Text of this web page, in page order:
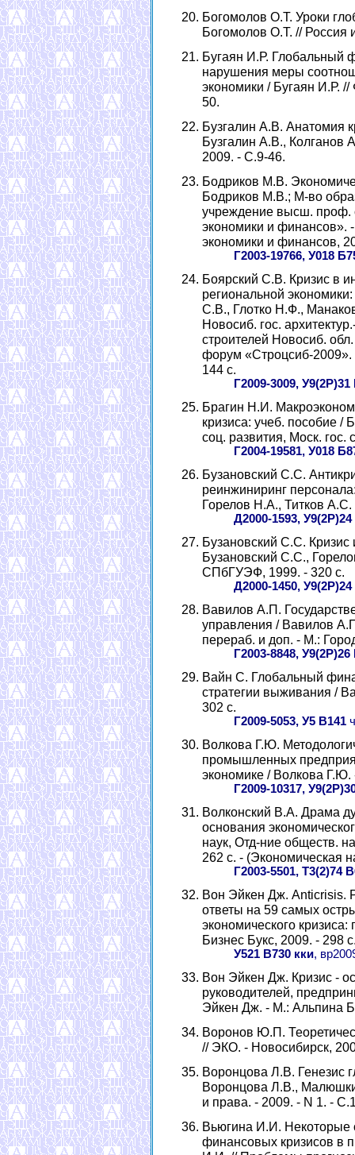
Богомолов О.Т. Уроки
Богомолов О.Т. // Россия
Бугаян И.Р. Глобальный
нарушения меры
экономики / Бугаян И.Р.
50.
Бузгалин А.В. Анатомия
Бузгалин А.В., Колганов
2009. - С.9-46.
Бодриков М.В.
Бодриков М.В.; М-во
учреждение высш. проф.
экономики и финансов».
экономики и финансов,
Г2003-19766, У018
Боярский С.В. Кризис в
региональной
С.В., Глотко Н.Ф.,
Новосиб. гос.
строителей Новосиб.
форум «Строцсиб-
144 с.
Г2009-3009, У9(2Р)31
Брагин Н.И.
кризиса: учеб. пособие /
соц. развития, Моск. гос.
Г2004-19581, У018
Бузановский С.С.
реинжиниринг
Горелов Н.А., Титков
Д2000-1593, У9(2Р)24
Бузановский С.С. Кризис
Бузановский С.С.,
СПбГУЭФ, 1999. - 320 с.
Д2000-1450, У9(2Р)24
Вавилов А.П.
управления / Вавилов
перераб. и доп. - М.:
Г2003-8848, У9(2Р)26
Вайн С. Глобальный
стратегии выживания /
302 с.
Г2009-5053, У5 В141
Волкова Г.Ю.
промышленных
экономике / Волкова
Г2009-10317,
Волконский В.А. Драма
основания
наук, Отд-ние обществ.
262 с. - (Экономическая
Г2003-5501, Т3(2)74
Вон Эйкен Дж. Anticrisis.
ответы на 59 самых
экономического
Бизнес Букс, 2009. - 298
У521 В730 кки,
Вон Эйкен Дж. Кризис -
руководителей,
Эйкен Дж. - М.: Альпина
Воронов Ю.П.
// ЭКО. - Новосибирск,
Воронцова Л.В. Генезис
Воронцова Л.В.,
и права. - 2009. - N 1. -
Вьюгина И.И. Некоторые
финансовых кризисов в